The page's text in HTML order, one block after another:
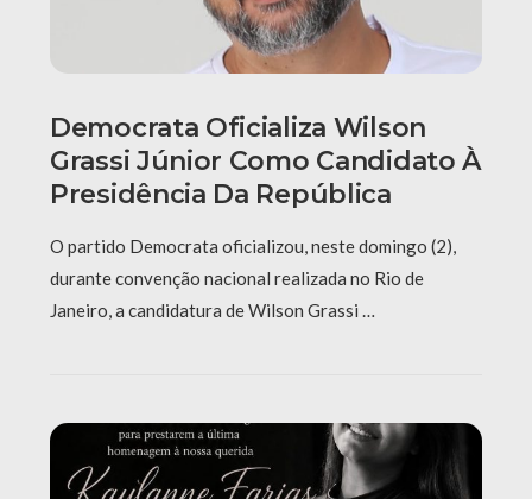
Democrata Oficializa Wilson
Grassi Júnior Como Candidato À
Presidência Da República
O partido Democrata oficializou, neste domingo (2),
durante convenção nacional realizada no Rio de
Janeiro, a candidatura de Wilson Grassi …